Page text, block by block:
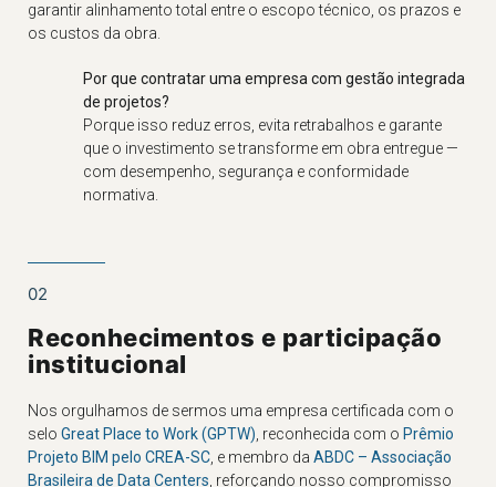
garantir alinhamento total entre o escopo técnico, os prazos e
os custos da obra.
Por que contratar uma empresa com gestão integrada
de projetos?
Porque isso reduz erros, evita retrabalhos e garante
que o investimento se transforme em obra entregue —
com desempenho, segurança e conformidade
normativa.
02
Reconhecimentos e participação
institucional
Nos orgulhamos de sermos uma empresa certificada com o
selo Great Place to Work (GPTW) , reconhecida com o Prêmio
Projeto BIM pelo CREA-SC , e membro da ABDC – Associação
Brasileira de Data Centers , reforçando nosso compromisso